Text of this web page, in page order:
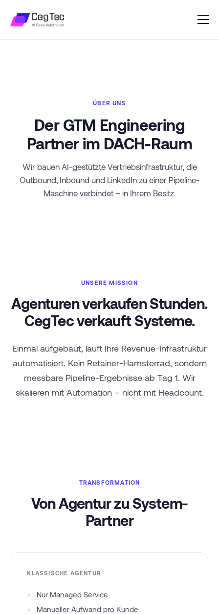
ÜBER UNS
Der GTM Engineering
Partner im DACH-Raum
Wir bauen AI-gestützte Vertriebsinfrastruktur, die
Outbound, Inbound und LinkedIn zu einer Pipeline-
Maschine verbindet – in Ihrem Besitz.
UNSERE MISSION
Agenturen verkaufen Stunden.
CegTec verkauft Systeme.
Einmal aufgebaut, läuft Ihre Revenue-Infrastruktur
automatisiert. Kein Retainer-Hamsterrad, sondern
messbare Pipeline-Ergebnisse ab Tag 1. Wir
skalieren mit Automation – nicht mit Headcount.
TRANSFORMATION
Von Agentur zu System-
Partner
KLASSISCHE AGENTUR
×
Nur Managed Service
×
Manueller Aufwand pro Kunde